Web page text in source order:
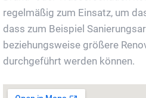
regelmäßig zum Einsatz, um
dass zum Beispiel
beziehungsweise größere
durchgeführt werden können.